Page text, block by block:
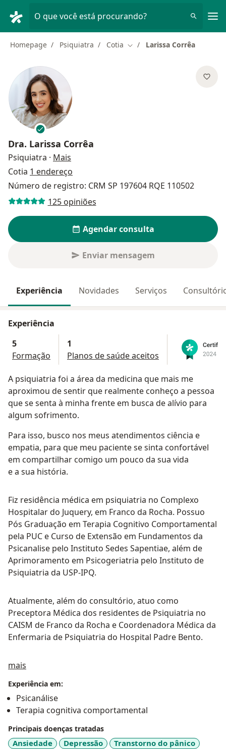
O que você está procurando?
Homepage Psiquiatra Cotia Mudar de cidade
Larissa Corrêa
Dra. Larissa Corrêa
Psiquiatra · Mais
Cotia 1 endereço
Número de registro: CRM SP 197604 RQE 110502
125 opiniões
Agendar consulta
Enviar mensagem
Experiência Novidades Serviços
Experiência
5
Formação
1
Planos de saúde aceitos
A psiquiatria foi a área da medicina que mais me
aproximou de sentir que realmente conheço a pessoa
que se senta à minha frente em busca de alívio para
algum sofrimento.
Para isso, busco nos meus atendimentos ciência e
empatia, para que meu paciente se sinta confortável
em compartilhar comigo um pouco da sua vida
e a sua história.
Fiz residência médica em psiquiatria no Complexo
Hospitalar do Juquery, em Franco da Rocha. Possuo
Pós Graduação em Terapia Cognitivo Comportamental
pela PUC e Curso de Extensão em Fundamentos da
Psicanalise pelo Instituto Sedes Sapentiae, além de
Aprimoramento em Psicogeriatria pelo Instituto de
Psiquiatria da USP-IPQ.
Atualmente, além do consultório, atuo como
Preceptora Médica dos residentes de Psiquiatria no
CAISM de Franco da Rocha e Coordenadora Médica da
Enfermaria de Psiquiatria do Hospital Padre Bento.
mais
Experiência em:
Psicanálise
Terapia cognitiva comportamental
Principais doenças tratadas
Ansiedade Depressão
Transtorno do pânico